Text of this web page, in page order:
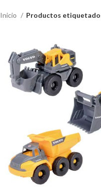
Inicio Productos